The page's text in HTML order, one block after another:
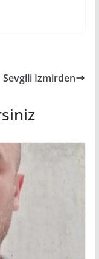
Sevgili Izmirden